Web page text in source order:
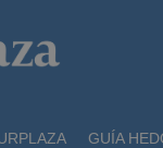
GUÍA